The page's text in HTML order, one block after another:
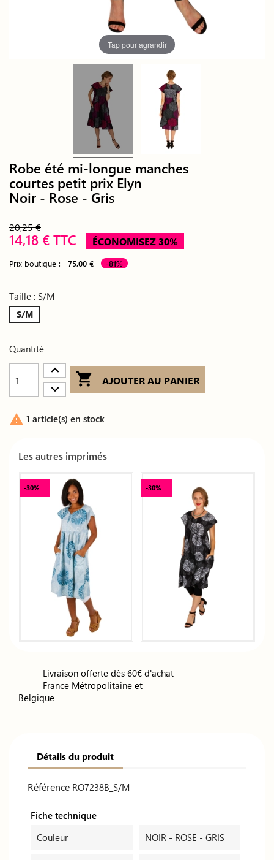
Tap pour agrandir
Robe été mi-longue manches
courtes petit prix Elyn
Noir - Rose - Gris
20,25 €
14,18 € TTC ÉCONOMISEZ 30%
Prix boutique : 75,00 € -81%
Taille : S/M
S/M
Quantité
 AJOUTER AU PANIER
 1 article(s) en stock
Les autres imprimés
-30% -30%
Livraison offerte dès 60€ d'achat
France Métropolitaine et
Belgique
Détails du produit
Référence RO7238B_S/M
Fiche technique
Couleur
NOIR - ROSE - GRIS